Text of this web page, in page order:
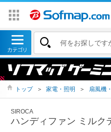
トップ ＞ 家電・照明 ＞ 扇風機
SIROCA
ハンディファン ミルク